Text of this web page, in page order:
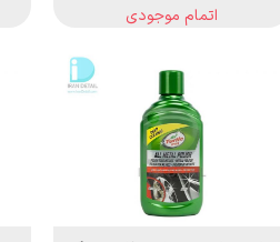
اتمام موجودی